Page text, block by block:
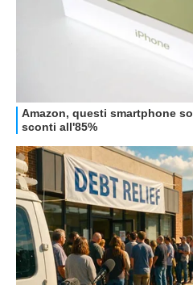
STREAMING E SERIE TV